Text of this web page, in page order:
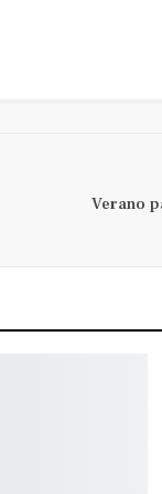
Verano